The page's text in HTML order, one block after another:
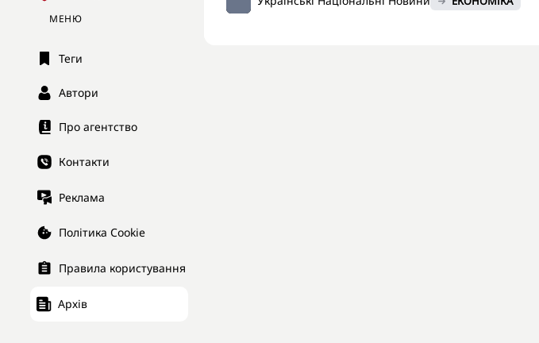
МЕНЮ
Теги
Автори
Про агентство
Контакти
Реклама
Політика Cookie
Правила користування
Архів